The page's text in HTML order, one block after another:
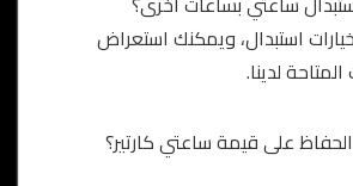
استبدال، ويمكنك استعراض
لدينا.